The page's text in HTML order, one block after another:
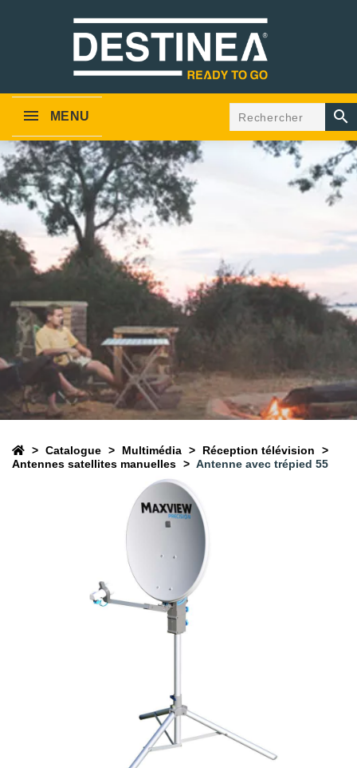
MENU 
Catalogue Multimédia
Réception télévision
Antennes satellites manuelles
Antenne avec trépied 55